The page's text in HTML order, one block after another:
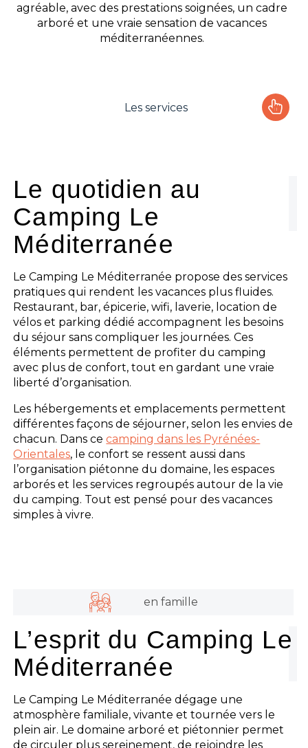
agréable, avec des prestations soignées, un cadre
arboré et une vraie sensation de vacances
méditerranéennes.
Les services
Les activités
Les infos pratiques
Le quotidien au
Camping Le
Méditerranée
Le Camping Le Méditerranée propose des services
pratiques qui rendent les vacances plus fluides.
Restaurant, bar, épicerie, wifi, laverie, location de
vélos et parking dédié accompagnent les besoins
du séjour sans compliquer les journées. Ces
éléments permettent de profiter du camping
avec plus de confort, tout en gardant une vraie
liberté d’organisation.
Les hébergements et emplacements permettent
différentes façons de séjourner, selon les envies de
chacun. Dans cecamping dans les Pyrénées-
Orientales, le confort se ressent aussi dans
l’organisation piétonne du domaine, les espaces
arborés et les services regroupés autour de la vie
du camping. Tout est pensé pour des vacances
simples à vivre.
en famille
L’esprit du Camping Le
Méditerranée
Le Camping Le Méditerranée dégage une
atmosphère familiale, vivante et tournée vers le
plein air. Le domaine arboré et piétonnier permet
de circuler plus sereinement, de rejoindre les